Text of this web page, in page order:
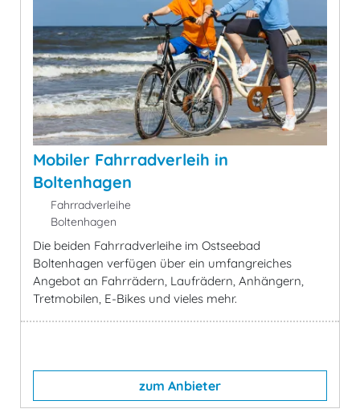
Mobiler Fahrradverleih in
Boltenhagen
Fahrradverleihe
Boltenhagen
Die beiden Fahrradverleihe im Ostseebad
Boltenhagen verfügen über ein umfangreiches
Angebot an Fahrrädern, Laufrädern, Anhängern,
Tretmobilen, E-Bikes und vieles mehr.
zum Anbieter